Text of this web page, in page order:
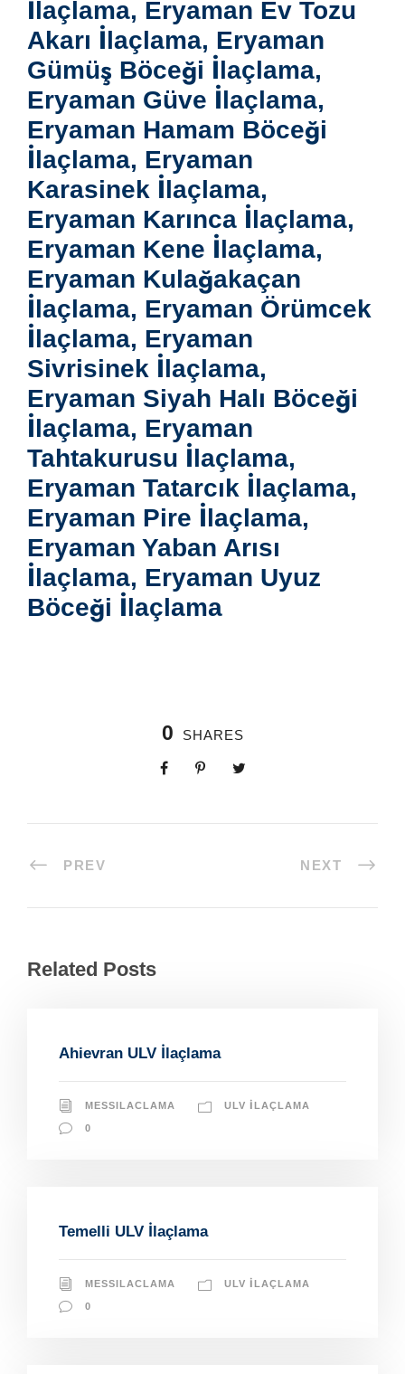
İlaçlama, Eryaman Ev Tozu
Akarı İlaçlama, Eryaman
Gümüş Böceği İlaçlama,
Eryaman Güve İlaçlama,
Eryaman Hamam Böceği
İlaçlama, Eryaman
Karasinek İlaçlama,
Eryaman Karınca İlaçlama,
Eryaman Kene İlaçlama,
Eryaman Kulağakaçan
İlaçlama, Eryaman Örümcek
İlaçlama, Eryaman
Sivrisinek İlaçlama,
Eryaman Siyah Halı Böceği
İlaçlama, Eryaman
Tahtakurusu İlaçlama,
Eryaman Tatarcık İlaçlama,
Eryaman Pire İlaçlama,
Eryaman Yaban Arısı
İlaçlama, Eryaman Uyuz
Böceği İlaçlama
0 SHARES
PREV NEXT
Related Posts
Ahievran ULV İlaçlama
MESSILACLAMA ULV İLAÇLAMA
0
Temelli ULV İlaçlama
MESSILACLAMA ULV İLAÇLAMA
0